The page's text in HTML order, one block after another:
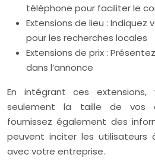
téléphone pour faciliter le
Extensions de lieu : Indiquez
pour les recherches locales
Extensions de prix :
dans l’annonce
En intégrant ces extensions,
seulement la taille de vos
fournissez également des
peuvent inciter les
avec votre entreprise.